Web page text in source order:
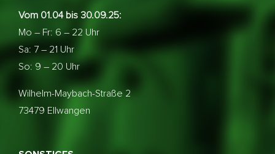
Vom 01.04 bis 30.09.25:
Mo – Fr: 6 – 22 Uhr
Sa: 7 – 21 Uhr
So: 9 – 20 Uhr
Wilhelm-Maybach-Straße 2
73479 Ellwangen